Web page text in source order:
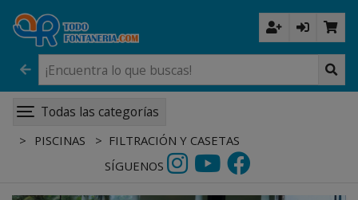
Todas las categorías
PISCINAS
FILTRACIÓN Y CASETAS
SÍGUENOS